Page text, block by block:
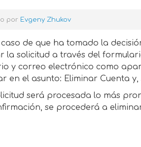
por Evgeny Zhukov
caso de que ha tomado la
la solicitud a través del
y correo electrónico como
en el asunto: Eliminar Cuenta
será procesada lo más
se procederá a